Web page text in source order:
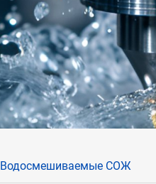
Водосмешиваемые СОЖ